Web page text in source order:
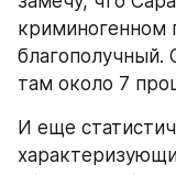
криминогенном
благополучный.
там около 7
И еще